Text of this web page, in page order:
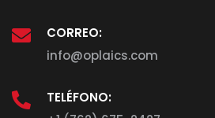
CORREO:
info@oplaics.com
TELÉFONO: